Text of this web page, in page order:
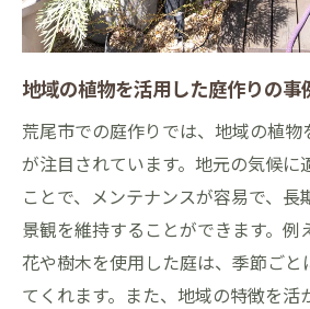
地域の植物を活用した庭作りの事
荒尾市での庭作りでは、地域の植
が注目されています。地元の気候に
ことで、メンテナンスが容易で、長
景観を維持することができます。例
花や樹木を使用した庭は、季節ごと
てくれます。また、地域の特徴を活